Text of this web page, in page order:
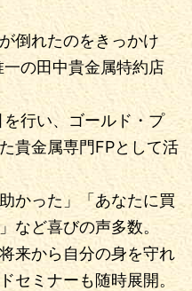
倒れたのをきっかけ
の田中貴金属特約店
行い、ゴールド・プ
貴金属専門FPとして活
かった」「あなたに買
など喜びの声多数。
来から自分の身を守れ
セミナーも随時展開。